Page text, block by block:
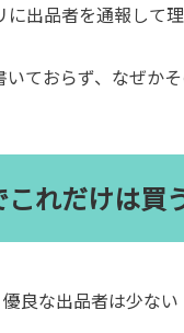
出品者を通報して
ておらず、なぜか
これだけは買
良な出品者は少な